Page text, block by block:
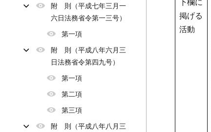
附 則（平成七年三月一
六日法務省令第一三号）
第一項
附 則（平成八年六月三
日法務省令第四九号）
第一項
第二項
第三項
附 則（平成八年八月三
掲げる
活動